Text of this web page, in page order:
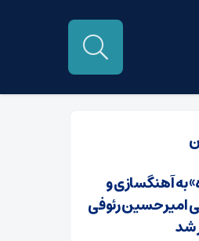
به آهنگسازی و
امیرحسین رئوفی
شد